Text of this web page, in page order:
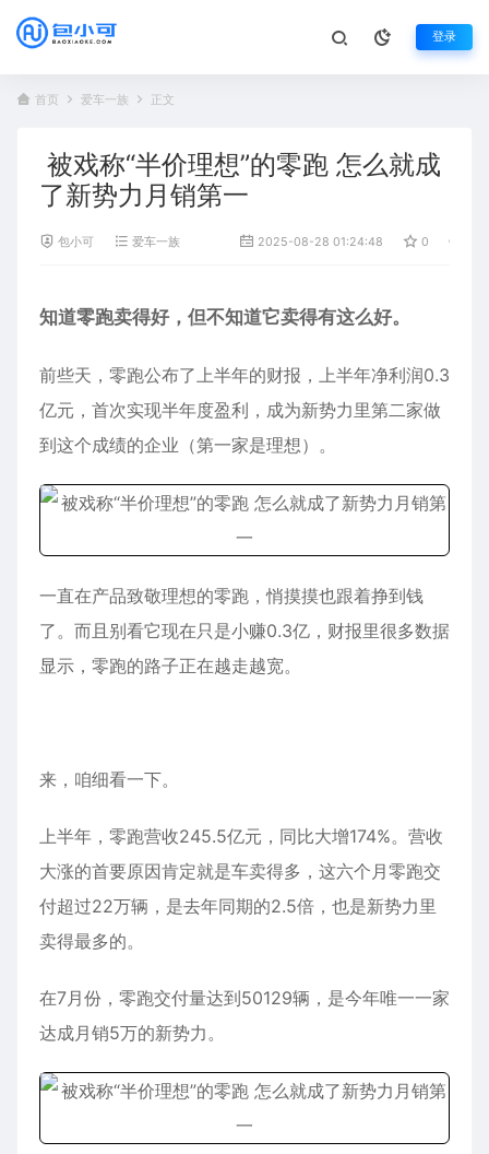
登录
首页 爱车一族 正文
被戏称“半价理想”的零跑 怎么就成
了新势力月销第一
包小可 爱车一族 2025-08-28 01:24:48 0
知道零跑卖得好，但不知道它卖得有这么好。
前些天，零跑公布了上半年的财报，上半年净利润0.3
亿元，首次实现半年度盈利，成为新势力里第二家做
到这个成绩的企业（第一家是理想）。
一直在产品致敬理想的零跑，悄摸摸也跟着挣到钱
了。而且别看它现在只是小赚0.3亿，财报里很多数据
显示，零跑的路子正在越走越宽。
来，咱细看一下。
上半年，零跑营收245.5亿元，同比大增174%。营收
大涨的首要原因肯定就是车卖得多，这六个月零跑交
付超过22万辆，是去年同期的2.5倍，也是新势力里
卖得最多的。
在7月份，零跑交付量达到50129辆，是今年唯一一家
达成月销5万的新势力。